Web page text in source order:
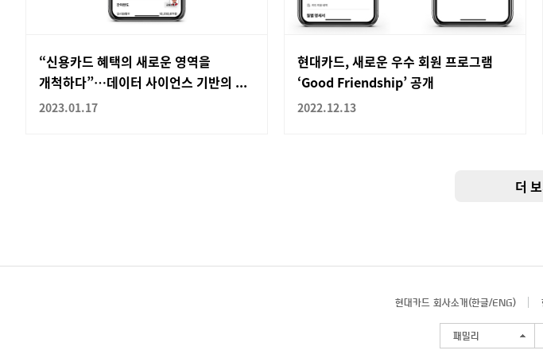
“신용카드 혜택의 새로운 영역을
개척하다”…데이터 사이언스 기반의 ...
2023.01.17
현대카드, 새로운 우수 회원 프로그램
‘Good Friendship’ 공개
2022.12.13
더
현대카드 회사소개(한글/ENG)
패밀리